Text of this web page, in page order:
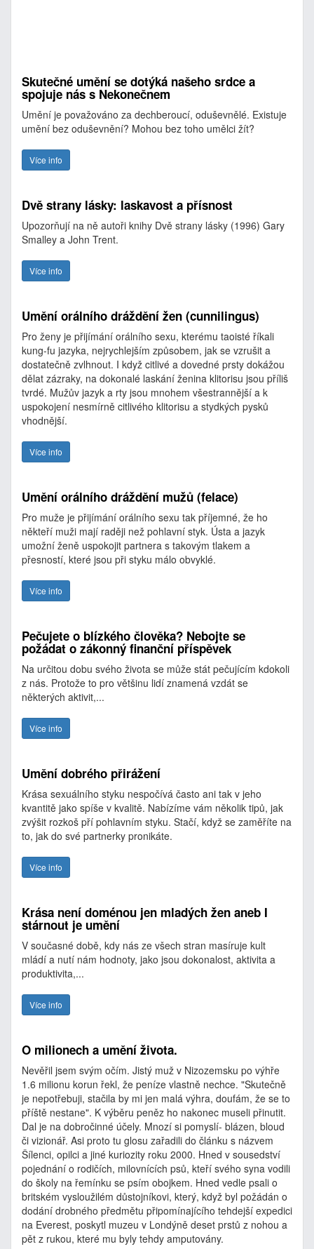
Skutečné umění se dotýká našeho srdce a
spojuje nás s Nekonečnem
Umění je považováno za dechberoucí, oduševnělé. Existuje
umění bez oduševnění? Mohou bez toho umělci žít?
Více info
Dvě strany lásky: laskavost a přísnost
Upozorňují na ně autoři knihy Dvě strany lásky (1996) Gary
Smalley a John Trent.
Více info
Umění orálního dráždění žen (cunnilingus)
Pro ženy je přijímání orálního sexu, kterému taoisté říkali
kung-fu jazyka, nejrychlejším způsobem, jak se vzrušit a
dostatečně zvlhnout. I když citlivé a dovedné prsty dokážou
dělat zázraky, na dokonalé laskání ženina klitorisu jsou příliš
tvrdé. Mužův jazyk a rty jsou mnohem všestrannější a k
uspokojení nesmírně citlivého klitorisu a stydkých pysků
vhodnější.
Více info
Umění orálního dráždění mužů (felace)
Pro muže je přijímání orálního sexu tak příjemné, že ho
někteří muži mají raději než pohlavní styk. Ústa a jazyk
umožní ženě uspokojit partnera s takovým tlakem a
přesností, které jsou při styku málo obvyklé.
Více info
Pečujete o blízkého člověka? Nebojte se
požádat o zákonný finanční příspěvek
Na určitou dobu svého života se může stát pečujícím kdokoli
z nás. Protože to pro většinu lidí znamená vzdát se
některých aktivit,...
Více info
Umění dobrého přirážení
Krása sexuálního styku nespočívá často ani tak v jeho
kvantitě jako spíše v kvalitě. Nabízíme vám několik tipů, jak
zvýšit rozkoš pří pohlavním styku. Stačí, když se zaměříte na
to, jak do své partnerky pronikáte.
Více info
Krása není doménou jen mladých žen aneb I
stárnout je umění
V současné době, kdy nás ze všech stran masíruje kult
mládí a nutí nám hodnoty, jako jsou dokonalost, aktivita a
produktivita,...
Více info
O milionech a umění života.
Nevěřil jsem svým očím. Jistý muž v Nizozemsku po výhře
1.6 milionu korun řekl, že peníze vlastně nechce. "Skutečně
je nepotřebuji, stačila by mi jen malá výhra, doufám, že se to
příště nestane". K výběru peněz ho nakonec museli přinutit.
Dal je na dobročinné účely. Mnozí si pomyslí- blázen, bloud
či vizionář. Asi proto tu glosu zařadili do článku s názvem
Šílenci, opilci a jiné kuriozity roku 2000. Hned v sousedství
pojednání o rodičích, milovnících psů, kteří svého syna vodili
do školy na řemínku se psím obojkem. Hned vedle psali o
britském vysloužilém důstojníkovi, který, když byl požádán o
dodání drobného předmětu připomínajícího tehdejší expedici
na Everest, poskytl muzeu v Londýně deset prstů z nohou a
pět z rukou, které mu byly tehdy amputovány.